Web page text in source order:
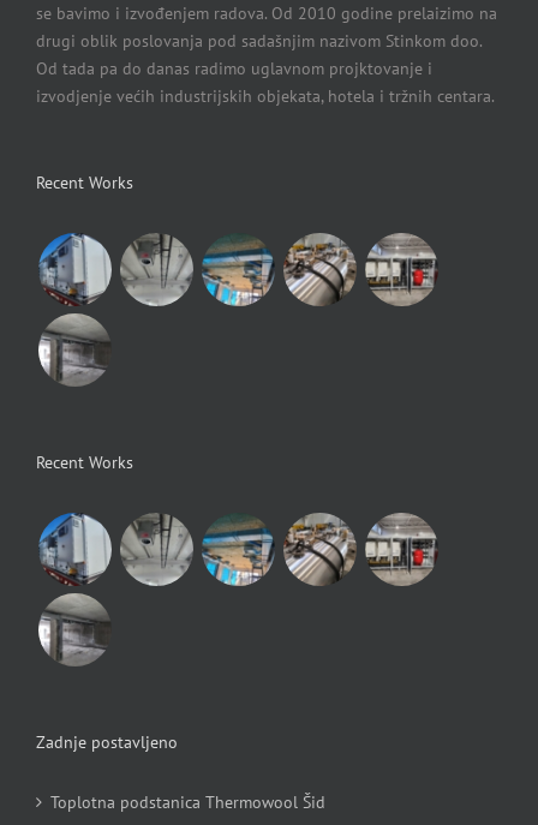
se bavimo i izvođenjem radova. Od 2010 godine prelaizimo na
drugi oblik poslovanja pod sadašnjim nazivom Stinkom doo.
Od tada pa do danas radimo uglavnom projktovanje i
izvodjenje većih industrijskih objekata, hotela i tržnih centara.
Recent Works
Recent Works
Zadnje postavljeno
Toplotna podstanica Thermowool Šid